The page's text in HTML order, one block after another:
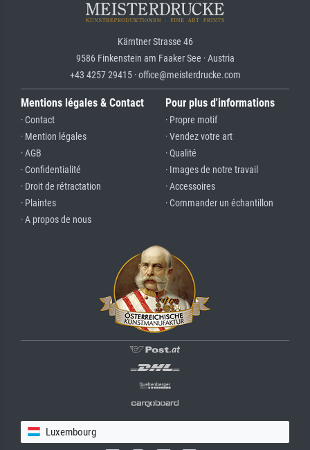
Kärntner Strasse 46
9586 Finkenstein am Faaker See · Austria
+43 4257 29415 · office@meisterdrucke.com
Mentions légales & Contact
· Contact
· Mention légales
· AGB
· Confidentialité
· Droit de rétractation
· Plaintes
· A propos de nous
Pour plus d'informations
· Propre motif
· Vendez votre art
· Qualité
· Images de notre travail
· Accessoires
· Commander un échantillon
Luxembourg